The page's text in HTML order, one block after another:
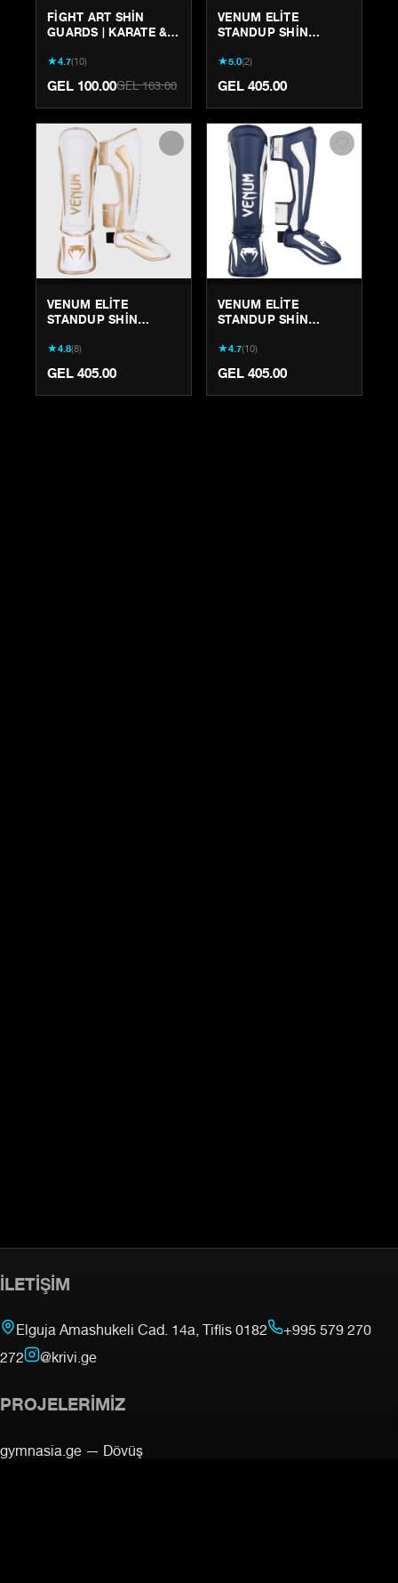
FIGHT ART SHIN
GUARDS | KARATE &
KICKBOXING
PROTECTION
★4.7(10)
GEL 100.00GEL 163.00
VENUM ELITE
STANDUP SHIN
KHAKI/BLACK | MUAY
THAI & MMA GEAR
★5.0(2)
GEL 405.00
VENUM ELITE
STANDUP SHIN
WHITE/GOLD | MUAY
THAI & MMA GEAR
★4.8(8)
GEL 405.00
VENUM ELITE
STANDUP SHIN
WHITE/NAVY BLUE
★4.7(10)
GEL 405.00
İLETIŞIM
Elguja Amashukeli Cad. 14a, Tiflis 0182
+995 579 270
272
@krivi.ge
PROJELERIMIZ
gymnasia.ge — Dövüş